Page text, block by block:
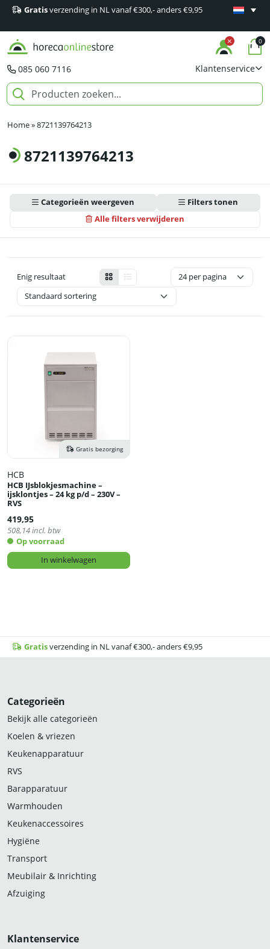
Gratisverzending in NL vanaf €300,- anders €9,95
Minimaal
085 060 7116 Klantenservice
0
Home»8721139764213
8721139764213
Categorieën weergeven
Alle filters verwijderen
Filters tonen
Enig resultaat
Gratis bezorging
HCB
HCB IJsblokjesmachine –
ijsklontjes – 24 kg p/d – 230V –
RVS
419,95
508,14incl. btw
Op voorraad
In winkelwagen
Gratisverzending in NL vanaf €300,- anders €9,95
Categorieën
Bekijk alle categorieën
Koelen & vriezen
Keukenapparatuur
RVS
Barapparatuur
Warmhouden
Keukenaccessoires
Hygiëne
Transport
Meubilair & Inrichting
Afzuiging
Klantenservice